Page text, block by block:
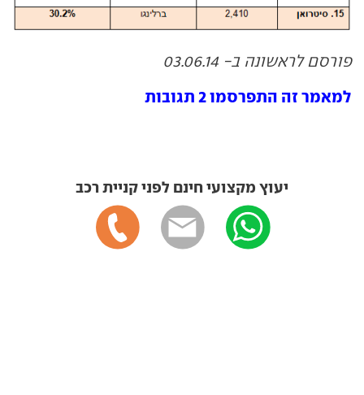
פורסם לראשונה ב- 03.06.14
למאמר זה התפרסמו 2 תגובות
יעוץ מקצועי חינם לפני קניית רכב